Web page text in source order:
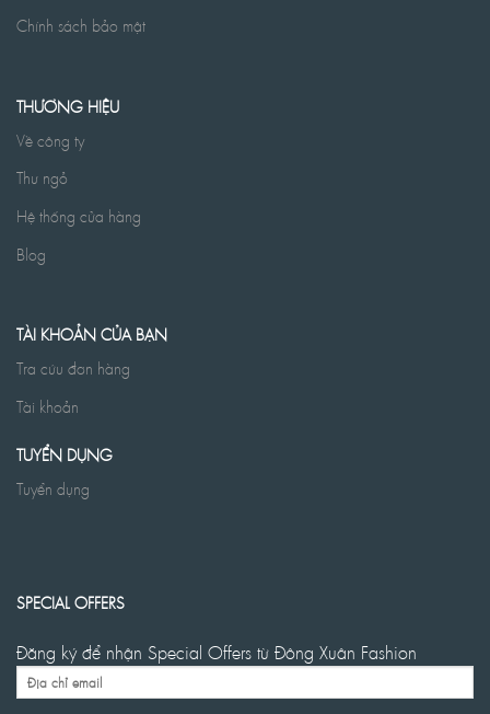
Chính sách bảo mật
THƯƠNG HIỆU
Về công ty
Thư ngỏ
Hệ thống cửa hàng
Blog
TÀI KHOẢN CỦA BẠN
Tra cứu đơn hàng
Tài khoản
TUYỂN DỤNG
Tuyển dụng
SPECIAL OFFERS
Đăng ký để nhận Special Offers từ Đông Xuân Fashion